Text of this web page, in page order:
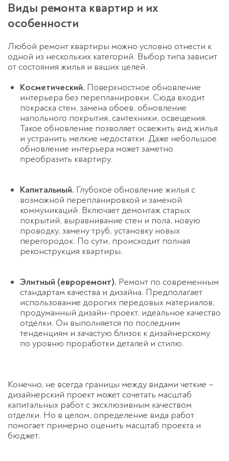
Виды ремонта квартир и их
особенности
Любой ремонт квартиры можно условно отнести к
одной из нескольких категорий. Выбор типа зависит
от состояния жилья и ваших целей.
Косметический. Поверхностное обновление
интерьера без перепланировки. Сюда входит
покраска стен, замена обоев, обновление
напольного покрытия, сантехники, освещения.
Такое обновление позволяет освежить вид жилья
и устранить мелкие недостатки. Даже небольшое
обновление интерьера может заметно
преобразить квартиру.
Капитальный. Глубокое обновление жилья с
возможной перепланировкой и заменой
коммуникаций. Включает демонтаж старых
покрытий, выравнивание стен и пола, новую
проводку, замену труб, установку новых
перегородок. По сути, происходит полная
реконструкция квартиры.
Элитный (евроремонт). Ремонт по современным
стандартам качества и дизайна. Предполагает
использование дорогих передовых материалов,
продуманный дизайн-проект, идеальное качество
отделки. Он выполняется по последним
тенденциям и зачастую близок к дизайнерскому
по уровню проработки деталей и стилю.
Конечно, не всегда границы между видами четкие –
дизайнерский проект может сочетать масштаб
капитальных работ с эксклюзивным качеством
отделки. Но в целом, определение вида работ
помогает примерно оценить масштаб проекта и
бюджет.